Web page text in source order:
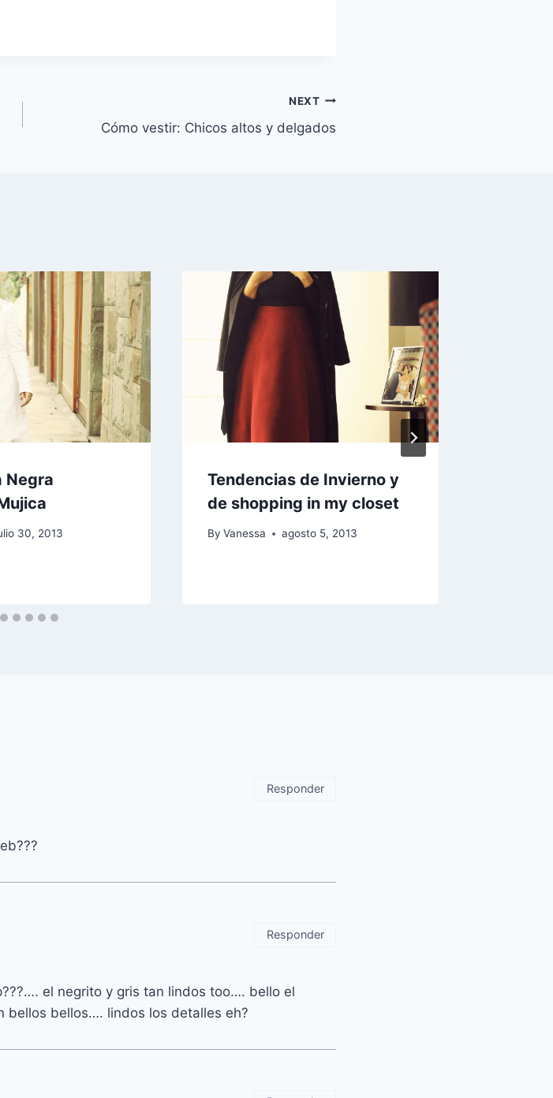
NEXT
Cómo vestir: Chicos altos y delgados
Negra
30, 2013
Tendencias de Invierno y
de shopping in my closet
By Vanessa agosto 5, 2013
Responder
el negrito y gris tan lindos too…. bello el
bellos bellos…. lindos los detalles eh?
Responder